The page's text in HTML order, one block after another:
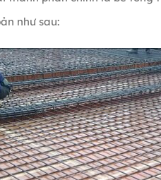
như sau: